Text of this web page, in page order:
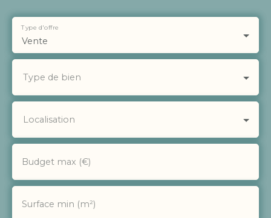
Vente
Type d'offre
Type de bien
Localisation
Budget max (€)
Surface min (m²)